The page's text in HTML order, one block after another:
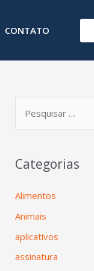
CONTATO
Categorias
Alimentos
Animais
aplicativos
assinatura